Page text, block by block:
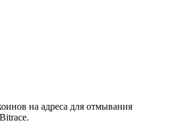
на адреса для отмывания